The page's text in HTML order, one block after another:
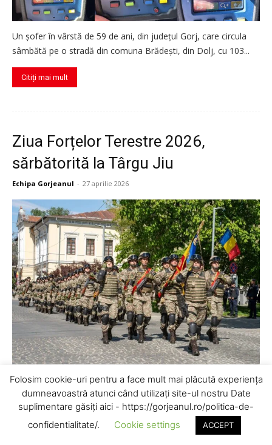
Un șofer în vârstă de 59 de ani, din județul Gorj, care circula
sâmbătă pe o stradă din comuna Brădești, din Dolj, cu 103...
Citiți mai mult
Ziua Forțelor Terestre 2026,
sărbătorită la Târgu Jiu
Echipa Gorjeanul - 27 aprilie 2026
Joi, 23 aprilie 2026, începând cu ora 15:00, și în municipiul
Târgu Jiu a fost sărbătorită „Ziua Forțelor Terestre”, marcată
anual, la data de...
Folosim cookie-uri pentru a face mult mai plăcută experiența
dumneavoastră atunci când utilizați site-ul nostru Date
suplimentare găsiți aici - https://gorjeanul.ro/politica-de-
confidentialitate/.
Cookie settings ACCEPT